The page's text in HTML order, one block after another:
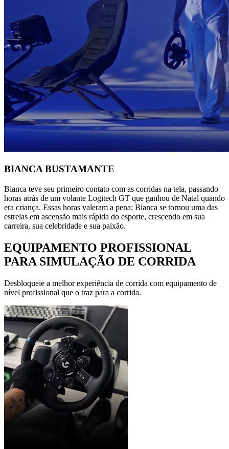
BIANCA BUSTAMANTE
Bianca teve seu primeiro contato com as corridas na tela, passando
horas atrás de um volante Logitech GT que ganhou de Natal quando
era criança. Essas horas valeram a pena; Bianca se tornou uma das
estrelas em ascensão mais rápida do esporte, crescendo em sua
carreira, sua celebridade e sua paixão.
EQUIPAMENTO PROFISSIONAL
PARA SIMULAÇÃO DE CORRIDA
Desbloqueie a melhor experiência de corrida com equipamento de
nível profissional que o traz para a corrida.